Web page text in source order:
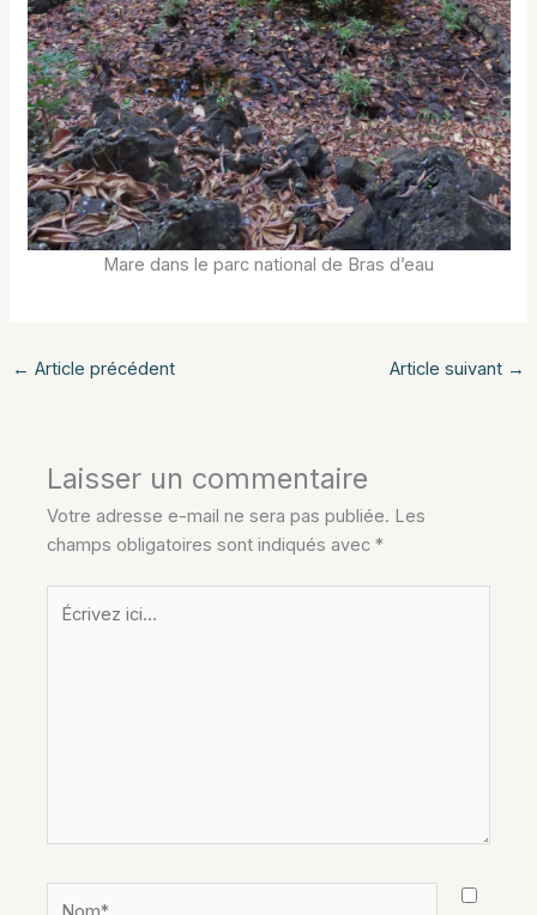
Mare dans le parc national de Bras d’eau
← Article précédent Article suivant →
Laisser un commentaire
Votre adresse e-mail ne sera pas publiée. Les
champs obligatoires sont indiqués avec*
Écrivez
ici…